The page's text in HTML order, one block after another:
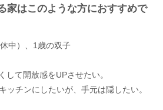
家はこのような方におすすめで
中）、1歳の双子
して開放感をUPさせたい。
ッチンにしたいが、手元は隠したい。